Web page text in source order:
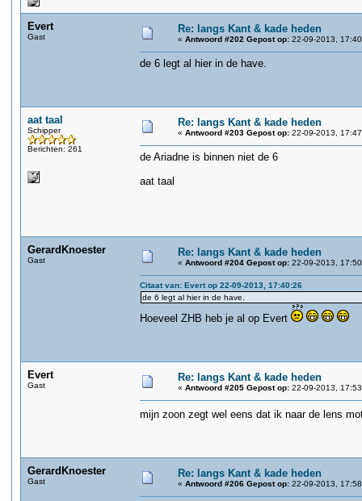
Evert
Gast
Re: langs Kant & kade heden
« Antwoord #202 Gepost op: 22-09-2013,
de 6 legt al hier in de have.
aat taal
Schipper
Berichten: 261
Re: langs Kant & kade heden
« Antwoord #203 Gepost op: 22-09-2013,
de Ariadne is binnen niet de 6
aat taal
GerardKnoester
Gast
Re: langs Kant & kade heden
« Antwoord #204 Gepost op: 22-09-2013,
Citaat van: Evert op 22-09-2013, 17:40:26
de 6 legt al hier in de have.
Hoeveel ZHB heb je al op Evert
Evert
Gast
Re: langs Kant & kade heden
« Antwoord #205 Gepost op: 22-09-2013,
mijn zoon zegt wel eens dat ik naar de lens
GerardKnoester
Gast
Re: langs Kant & kade heden
« Antwoord #206 Gepost op: 22-09-2013,